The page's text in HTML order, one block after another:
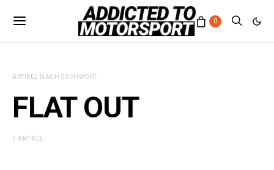
0
ARTIKEL NACH SUCHWORT
FLAT OUT
3 ARTIKEL